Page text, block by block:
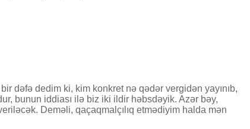
dəfə dedim ki, kim konkret nə qədər vergidən yayınıb,
bunun iddiası ilə biz iki ildir həbsdəyik. Azər bəy,
Deməli, qaçaqmalçılıq etmədiyim halda mən